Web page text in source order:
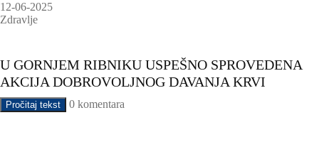
12-06-2025
Zdravlje
U GORNJEM RIBNIKU USPEŠNO SPROVEDENA
AKCIJA DOBROVOLJNOG DAVANJA KRVI
Pročitaj tekst 0 komentara